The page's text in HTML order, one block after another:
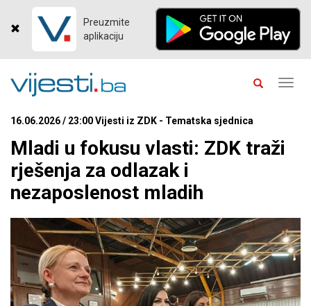
Preuzmite
aplikaciju
16.06.2026 / 23:00 Vijesti iz ZDK - Tematska sjednica
Mladi u fokusu vlasti: ZDK traži
rješenja za odlazak i
nezaposlenost mladih